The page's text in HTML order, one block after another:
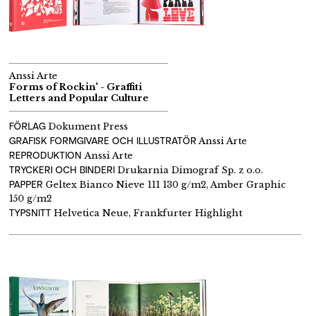
Anssi Arte
Forms of Rockin' - Graffiti
Letters and Popular Culture
FÖRLAG Dokument Press
GRAFISK FORMGIVARE OCH ILLUSTRATÖRAnssi Arte
REPRODUKTION Anssi Arte
TRYCKERI OCH BINDERI Drukarnia Dimograf Sp. z o.o.
PAPPER Geltex Bianco Nieve 111 130 g/m2, Amber Graphic
150 g/m2
TYPSNITT Helvetica Neue, Frankfurter Highlight